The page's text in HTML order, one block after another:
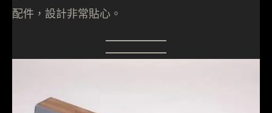
配件，設計非常貼心。